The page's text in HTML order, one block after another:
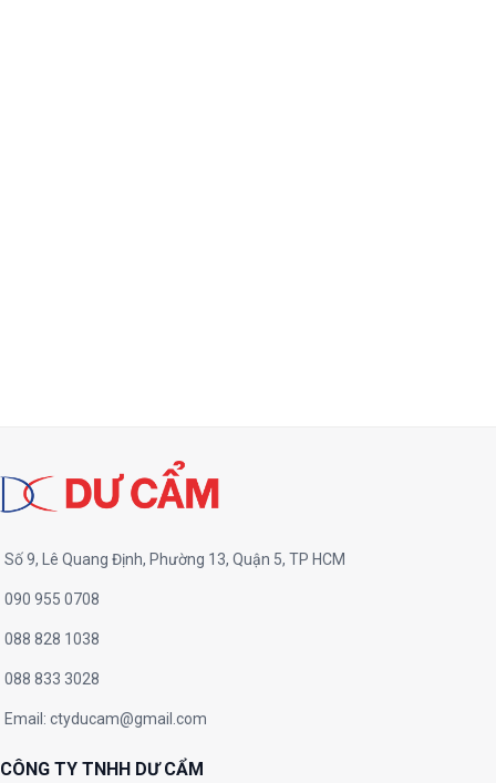
Số 9, Lê Quang Định, Phường 13, Quận 5, TP HCM
090 955 0708
088 828 1038
088 833 3028
Email: ctyducam@gmail.com
CÔNG TY TNHH DƯ CẨM